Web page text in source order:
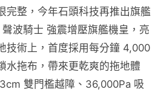
完整，今年石頭科技再推出旗艦
波騎士 強震增壓旗艦機皇，亮
技術上，首度採用每分鐘 4,000
水拖布，帶來更乾爽的拖地體
雙門檻越障、36,000Pa 吸